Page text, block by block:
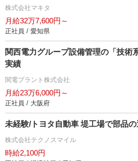
株式会社マキタ
月給32万7,600円～
正社員 / 愛知県
関西電力グループ設備管理の「技術
実績
関電プラント株式会社
月給23万6,000円～
正社員 / 大阪府
未経験/トヨタ自動車 堤工場で部品
株式会社テクノスマイル
時給2,100円